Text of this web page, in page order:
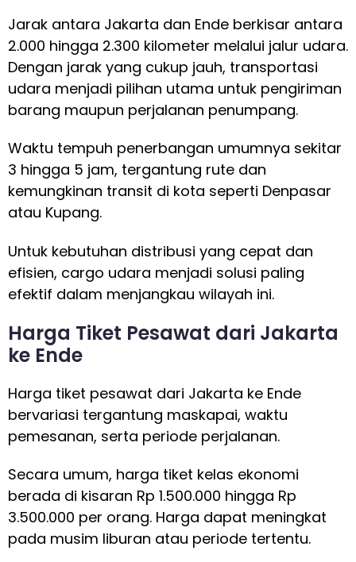
Jarak antara Jakarta dan Ende berkisar antara
2.000 hingga 2.300 kilometer melalui jalur udara.
Dengan jarak yang cukup jauh, transportasi
udara menjadi pilihan utama untuk pengiriman
barang maupun perjalanan penumpang.
Waktu tempuh penerbangan umumnya sekitar
3 hingga 5 jam, tergantung rute dan
kemungkinan transit di kota seperti Denpasar
atau Kupang.
Untuk kebutuhan distribusi yang cepat dan
efisien, cargo udara menjadi solusi paling
efektif dalam menjangkau wilayah ini.
Harga Tiket Pesawat dari Jakarta
ke Ende
Harga tiket pesawat dari Jakarta ke Ende
bervariasi tergantung maskapai, waktu
pemesanan, serta periode perjalanan.
Secara umum, harga tiket kelas ekonomi
berada di kisaran Rp 1.500.000 hingga Rp
3.500.000 per orang. Harga dapat meningkat
pada musim liburan atau periode tertentu.